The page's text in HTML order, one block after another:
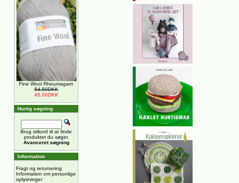
Fine Wool Rheumagarn
54,50DKK
45,00DKK
Hurtig søgning
Brug stikord til at finde
produktet du søger.
Avanceret søgning
Information
Fragt og returnering
Information om personlige
oplysninger